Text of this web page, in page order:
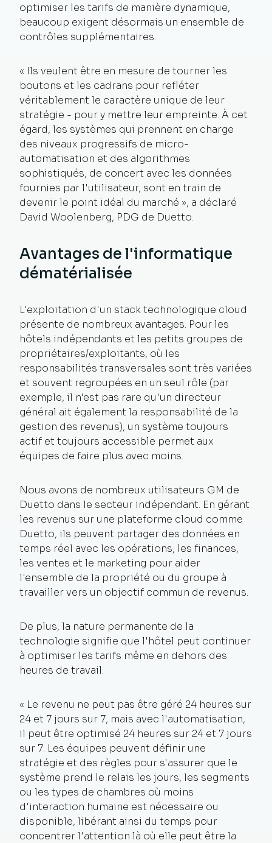
optimiser les tarifs de manière dynamique,
beaucoup exigent désormais un ensemble de
contrôles supplémentaires.
« Ils veulent être en mesure de tourner les
boutons et les cadrans pour refléter
véritablement le caractère unique de leur
stratégie - pour y mettre leur empreinte. À cet
égard, les systèmes qui prennent en charge
des niveaux progressifs de micro-
automatisation et des algorithmes
sophistiqués, de concert avec les données
fournies par l'utilisateur, sont en train de
devenir le point idéal du marché », a déclaré
David Woolenberg, PDG de Duetto.
Avantages de l'informatique
dématérialisée
L'exploitation d'un stack technologique cloud
présente de nombreux avantages. Pour les
hôtels indépendants et les petits groupes de
propriétaires/exploitants, où les
responsabilités transversales sont très variées
et souvent regroupées en un seul rôle (par
exemple, il n'est pas rare qu'un directeur
général ait également la responsabilité de la
gestion des revenus), un système toujours
actif et toujours accessible permet aux
équipes de faire plus avec moins.
Nous avons de nombreux utilisateurs GM de
Duetto dans le secteur indépendant. En gérant
les revenus sur une plateforme cloud comme
Duetto, ils peuvent partager des données en
temps réel avec les opérations, les finances,
les ventes et le marketing pour aider
l'ensemble de la propriété ou du groupe à
travailler vers un objectif commun de revenus.
De plus, la nature permanente de la
technologie signifie que l'hôtel peut continuer
à optimiser les tarifs même en dehors des
heures de travail.
« Le revenu ne peut pas être géré 24 heures sur
24 et 7 jours sur 7, mais avec l'automatisation,
il peut être optimisé 24 heures sur 24 et 7 jours
sur 7. Les équipes peuvent définir une
stratégie et des règles pour s'assurer que le
système prend le relais les jours, les segments
ou les types de chambres où moins
d'interaction humaine est nécessaire ou
disponible, libérant ainsi du temps pour
concentrer l'attention là où elle peut être la